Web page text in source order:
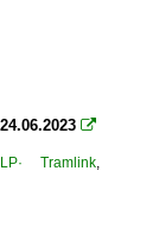

Tramlink,